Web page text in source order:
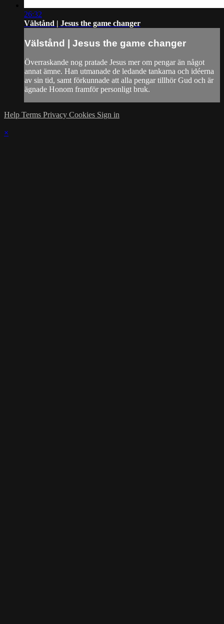
26:32
Välstånd | Jesus the game changer
Välstånd | Jesus the game changer
Överraskande nog pratade Jesus mer om pengar än något
annat ämne. Han utmanade de ledande tankarna och idéerna
av sin tid, samt förkunnade att alla pengar tillhör Gud och är
ägnade Honom framför personligt bruk.
Help Terms Privacy Cookies Sign in
×